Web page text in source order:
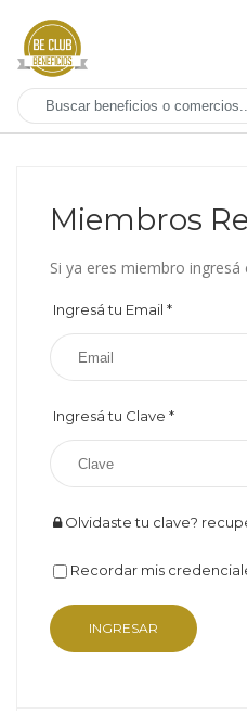
Miembros
Si ya eres miembro
Ingresá tu Email *
Ingresá tu Clave *
Olvidaste tu clave?
Recordar mis